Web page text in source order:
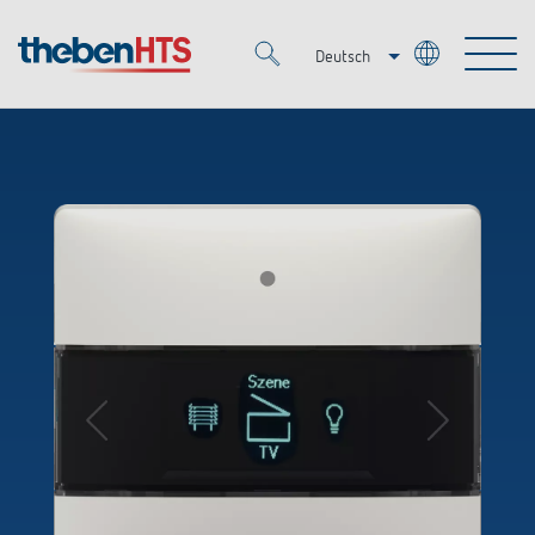
Deutsch
Italiano
Smart Home
DALI
Präsenzmelder & Bewegungsmelder
OEM-Lösungen
Ansprechpartner OEM
Lösungen
Zeit- und Lichtsteuerung
DALI-2 Lichtsteuerung
Service
Mediathek
Unternehmen